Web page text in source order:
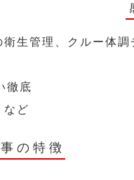
生管理、クルー体
徹底
など
の特徴